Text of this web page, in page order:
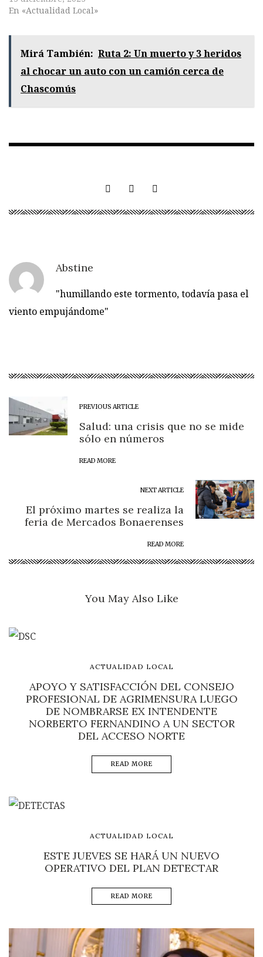
En «Actualidad Local»
Mirá También: Ruta 2: Un muerto y 3 heridos
al chocar un auto con un camión cerca de
Chascomús
Abstine
"humillando este tormento, todavía pasa el
viento empujándome"
PREVIOUS ARTICLE
Salud: una crisis que no se mide
sólo en números
READ MORE
NEXT ARTICLE
El próximo martes se realiza la
feria de Mercados Bonaerenses
READ MORE
You May Also Like
ACTUALIDAD LOCAL
APOYO Y SATISFACCIÓN DEL CONSEJO
PROFESIONAL DE AGRIMENSURA LUEGO
DE NOMBRARSE EX INTENDENTE
NORBERTO FERNANDINO A UN SECTOR
DEL ACCESO NORTE
READ MORE
ACTUALIDAD LOCAL
ESTE JUEVES SE HARÁ UN NUEVO
OPERATIVO DEL PLAN DETECTAR
READ MORE